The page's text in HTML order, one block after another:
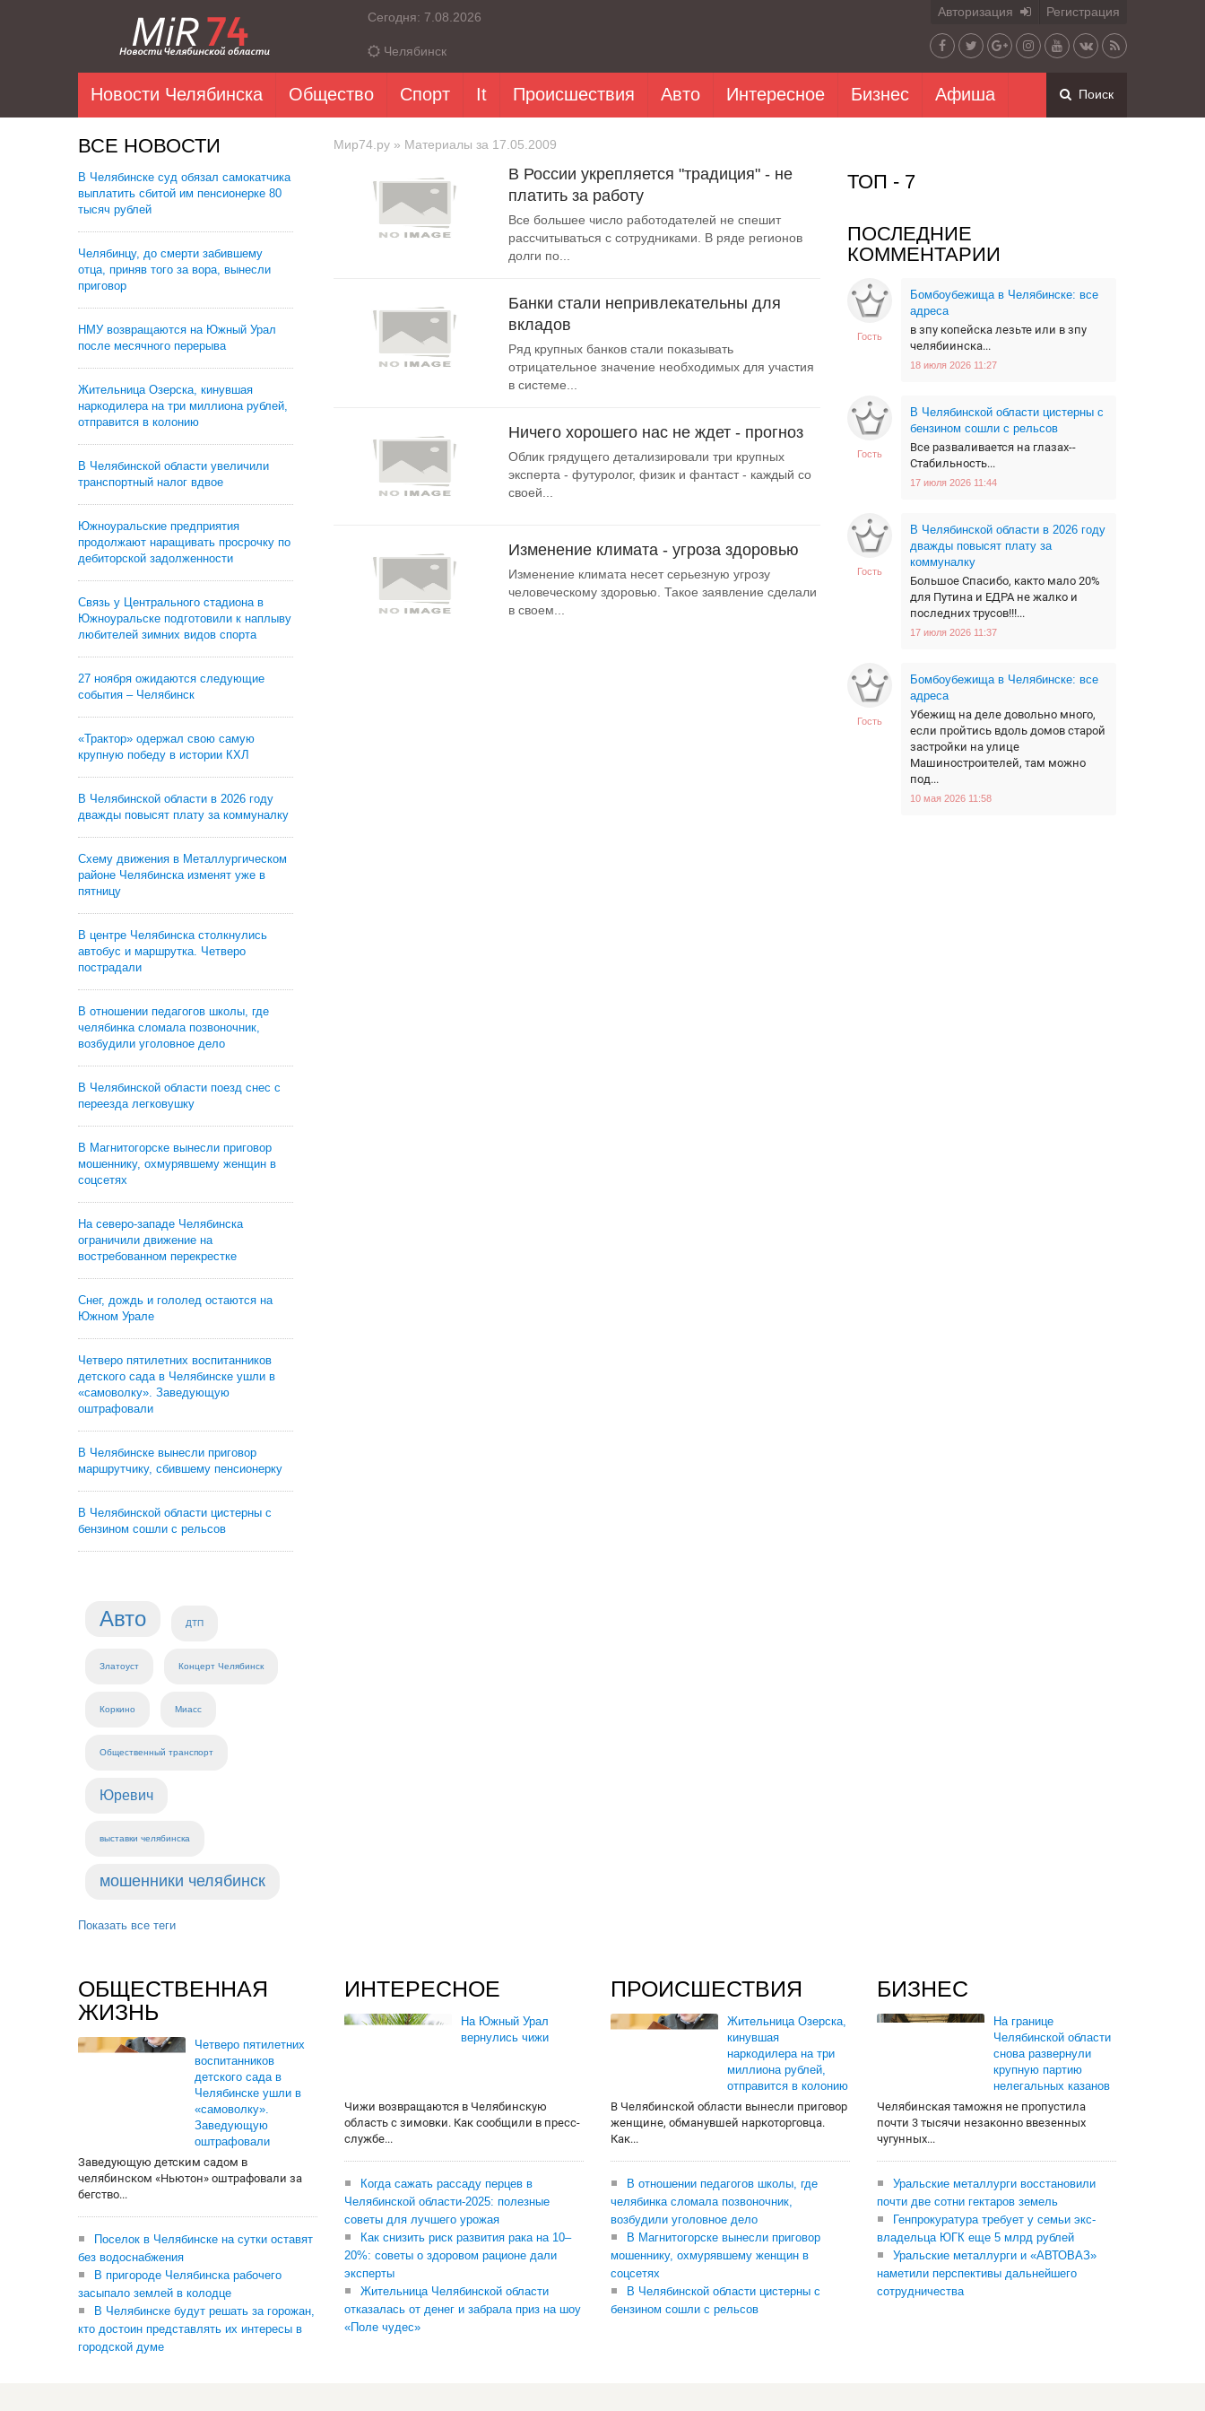
Сегодня: 7.08.2026
Челябинск
Авторизация Регистрация
Новости Челябинска Общество Спорт It Происшествия Авто Интересное Бизнес Афиша Поиск
ВСЕ НОВОСТИ
В Челябинске суд обязал самокатчика
выплатить сбитой им пенсионерке 80
тысяч рублей
Челябинцу, до смерти забившему
отца, приняв того за вора, вынесли
приговор
НМУ возвращаются на Южный Урал
после месячного перерыва
Жительница Озерска, кинувшая
наркодилера на три миллиона рублей,
отправится в колонию
В Челябинской области увеличили
транспортный налог вдвое
Южноуральские предприятия
продолжают наращивать просрочку по
дебиторской задолженности
Связь у Центрального стадиона в
Южноуральске подготовили к наплыву
любителей зимних видов спорта
27 ноября ожидаются следующие
события – Челябинск
«Трактор» одержал свою самую
крупную победу в истории КХЛ
В Челябинской области в 2026 году
дважды повысят плату за коммуналку
Схему движения в Металлургическом
районе Челябинска изменят уже в
пятницу
В центре Челябинска столкнулись
автобус и маршрутка. Четверо
пострадали
В отношении педагогов школы, где
челябинка сломала позвоночник,
возбудили уголовное дело
В Челябинской области поезд снес с
переезда легковушку
В Магнитогорске вынесли приговор
мошеннику, охмурявшему женщин в
соцсетях
На северо-западе Челябинска
ограничили движение на
востребованном перекрестке
Снег, дождь и гололед остаются на
Южном Урале
Четверо пятилетних воспитанников
детского сада в Челябинске ушли в
«самоволку». Заведующую
оштрафовали
В Челябинске вынесли приговор
маршрутчику, сбившему пенсионерку
В Челябинской области цистерны с
бензином сошли с рельсов
Авто ДТП
Златоуст Концерт Челябинск
Коркино Миасс
Общественный транспорт
Юревич
выставки челябинска
мошенники челябинск
Показать все теги
ТОП - 7
ПОСЛЕДНИЕ
КОММЕНТАРИИ
Гость
Бомбоубежища в Челябинске: все
адреса
в зпу копейска лезьте или в зпу
челябиинска...
18 июля 2026 11:27
Гость
В Челябинской области цистерны с
бензином сошли с рельсов
Все разваливается на глазах--
Стабильность...
17 июля 2026 11:44
Гость
В Челябинской области в 2026 году
дважды повысят плату за
коммуналку
Большое Спасибо, както мало 20%
для Путина и ЕДРА не жалко и
последних трусов!!!...
17 июля 2026 11:37
Гость
Бомбоубежища в Челябинске: все
адреса
Убежищ на деле довольно много,
если пройтись вдоль домов старой
застройки на улице
Машиностроителей, там можно
под...
10 мая 2026 11:58
Мир74.ру » Материалы за 17.05.2009
В России укрепляется "традиция" - не
платить за работу
Все большее число работодателей не спешит
рассчитываться с сотрудниками. В ряде регионов
долги по...
Банки стали непривлекательны для
вкладов
Ряд крупных банков стали показывать
отрицательное значение необходимых для участия
в системе...
Ничего хорошего нас не ждет - прогноз
Облик грядущего детализировали три крупных
эксперта - футуролог, физик и фантаст - каждый со
своей...
Изменение климата - угроза здоровью
Изменение климата несет серьезную угрозу
человеческому здоровью. Такое заявление сделали
в своем...
ОБЩЕСТВЕННАЯ
ЖИЗНЬ
Четверо пятилетних
воспитанников
детского сада в
Челябинске ушли в
«самоволку».
Заведующую
оштрафовали
Заведующую детским садом в
челябинском «Ньютон» оштрафовали за
бегство...
Поселок в Челябинске на сутки оставят
без водоснабжения
В пригороде Челябинска рабочего
засыпало землей в колодце
В Челябинске будут решать за горожан,
кто достоин представлять их интересы в
городской думе
ИНТЕРЕСНОЕ
На Южный Урал
вернулись чижи
Чижи возвращаются в Челябинскую
область с зимовки. Как сообщили в пресс-
службе...
Когда сажать рассаду перцев в
Челябинской области-2025: полезные
советы для лучшего урожая
Как снизить риск развития рака на 10–
20%: советы о здоровом рационе дали
эксперты
Жительница Челябинской области
отказалась от денег и забрала приз на шоу
«Поле чудес»
ПРОИСШЕСТВИЯ
Жительница Озерска,
кинувшая
наркодилера на три
миллиона рублей,
отправится в колонию
В Челябинской области вынесли приговор
женщине, обманувшей наркоторговца.
Как...
В отношении педагогов школы, где
челябинка сломала позвоночник,
возбудили уголовное дело
В Магнитогорске вынесли приговор
мошеннику, охмурявшему женщин в
соцсетях
В Челябинской области цистерны с
бензином сошли с рельсов
БИЗНЕС
На границе
Челябинской области
снова развернули
крупную партию
нелегальных казанов
Челябинская таможня не пропустила
почти 3 тысячи незаконно ввезенных
чугунных...
Уральские металлурги восстановили
почти две сотни гектаров земель
Генпрокуратура требует у семьи экс-
владельца ЮГК еще 5 млрд рублей
Уральские металлурги и «АВТОВАЗ»
наметили перспективы дальнейшего
сотрудничества